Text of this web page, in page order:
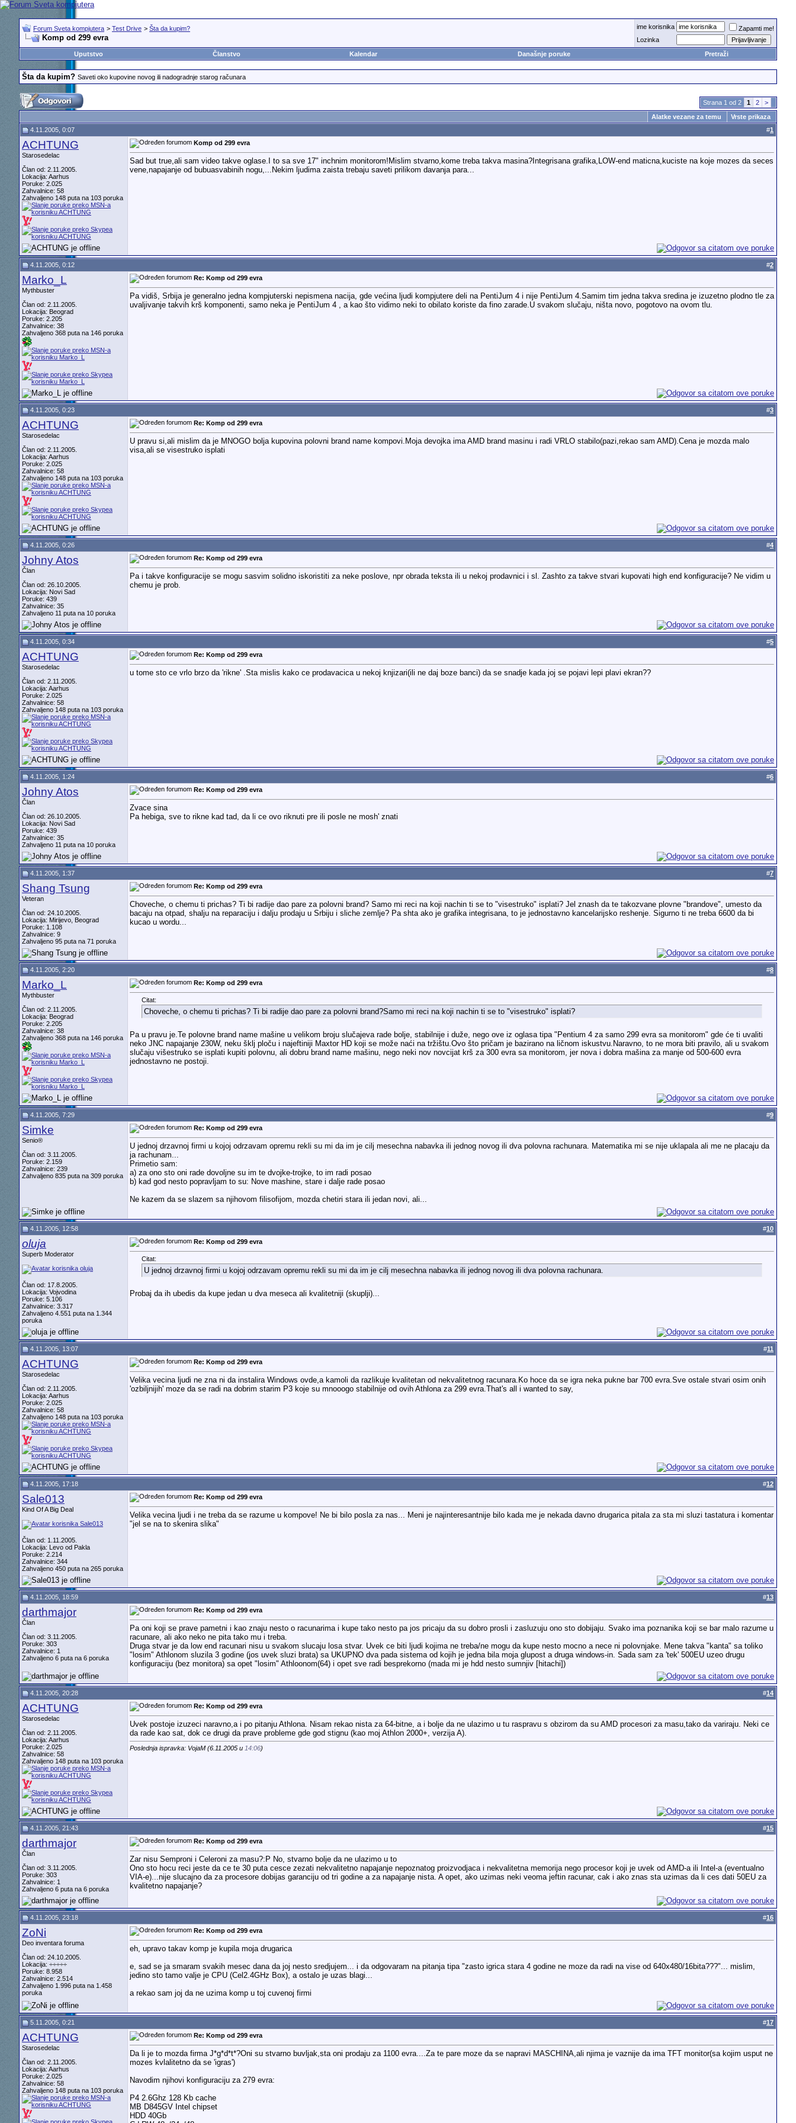
Forum Sveta kompjutera > Test Drive > Šta da kupim?
Komp od 299 evra
ime korisnika
Zapamti me!
Lozinka
Uputstvo
Članstvo Kalendar Današnje poruke Pretraži
Šta da kupim? Saveti oko kupovine novog ili nadogradnje starog računara
Strana 1 od 2 1 2
>
Alatke vezane za temu
Vrste prikaza
4.11.2005, 0:07
#1
ACHTUNG
Starosedelac
Član od: 2.11.2005.
Lokacija: Aarhus
Poruke: 2.025
Zahvalnice: 58
Zahvaljeno 148 puta na 103 poruka
Komp od 299 evra
Sad but true,ali sam video takve oglase.I to sa sve 17" inchnim monitorom!Mislim stvarno,kome treba takva masina?Integrisana grafika,LOW-end maticna,kuciste na koje mozes da seces
vene,napajanje od bubuasvabinih nogu,...Nekim ljudima zaista trebaju saveti prilikom davanja para...
4.11.2005, 0:12 #2
Marko_L
Mythbuster
Član od: 2.11.2005.
Lokacija: Beograd
Poruke: 2.205
Zahvalnice: 38
Zahvaljeno 368 puta na 146 poruka
Re: Komp od 299 evra
Pa vidiš, Srbija je generalno jedna kompjuterski nepismena nacija, gde većina ljudi kompjutere deli na PentiJum 4 i nije PentiJum 4.Samim tim jedna takva sredina je izuzetno plodno tle za
uvaljivanje takvih krš komponenti, samo neka je PentiJum 4 , a kao što vidimo neki to obilato koriste da fino zarade.U svakom slučaju, ništa novo, pogotovo na ovom tlu.
4.11.2005, 0:23 #3
ACHTUNG
Starosedelac
Član od: 2.11.2005.
Lokacija: Aarhus
Poruke: 2.025
Zahvalnice: 58
Zahvaljeno 148 puta na 103 poruka
Re: Komp od 299 evra
U pravu si,ali mislim da je MNOGO bolja kupovina polovni brand name kompovi.Moja devojka ima AMD brand masinu i radi VRLO stabilo(pazi,rekao sam AMD).Cena je mozda malo
visa,ali se visestruko isplati
4.11.2005, 0:26 #4
Johny Atos
Član
Član od: 26.10.2005.
Lokacija: Novi Sad
Poruke: 439
Zahvalnice: 35
Zahvaljeno 11 puta na 10 poruka
Re: Komp od 299 evra
Pa i takve konfiguracije se mogu sasvim solidno iskoristiti za neke poslove, npr obrada teksta ili u nekoj prodavnici i sl. Zashto za takve stvari kupovati high end konfiguracije? Ne vidim u
chemu je prob.
4.11.2005, 0:34 #5
ACHTUNG
Starosedelac
Član od: 2.11.2005.
Lokacija: Aarhus
Poruke: 2.025
Zahvalnice: 58
Zahvaljeno 148 puta na 103 poruka
Re: Komp od 299 evra
u tome sto ce vrlo brzo da 'rikne' .Sta mislis kako ce prodavacica u nekoj knjizari(ili ne daj boze banci) da se snadje kada joj se pojavi lepi plavi ekran??
4.11.2005, 1:24 #6
Johny Atos
Član
Član od: 26.10.2005.
Lokacija: Novi Sad
Poruke: 439
Zahvalnice: 35
Zahvaljeno 11 puta na 10 poruka
Re: Komp od 299 evra
Zvace sina
Pa hebiga, sve to rikne kad tad, da li ce ovo riknuti pre ili posle ne mosh' znati
4.11.2005, 1:37 #7
Shang Tsung
Veteran
Član od: 24.10.2005.
Lokacija: Mirijevo, Beograd
Poruke: 1.108
Zahvalnice: 9
Zahvaljeno 95 puta na 71 poruka
Re: Komp od 299 evra
Choveche, o chemu ti prichas? Ti bi radije dao pare za polovni brand? Samo mi reci na koji nachin ti se to "visestruko" isplati? Jel znash da te takozvane plovne "brandove", umesto da
bacaju na otpad, shalju na reparaciju i dalju prodaju u Srbiju i sliche zemlje? Pa shta ako je grafika integrisana, to je jednostavno kancelarijsko reshenje. Sigurno ti ne treba 6600 da bi
kucao u wordu...
4.11.2005, 2:20 #8
Marko_L
Mythbuster
Član od: 2.11.2005.
Lokacija: Beograd
Poruke: 2.205
Zahvalnice: 38
Zahvaljeno 368 puta na 146 poruka
Re: Komp od 299 evra
Citat:
Choveche, o chemu ti prichas? Ti bi radije dao pare za polovni brand?Samo mi reci na koji nachin ti se to "visestruko" isplati?
Pa u pravu je.Te polovne brand name mašine u velikom broju slučajeva rade bolje, stabilnije i duže, nego ove iz oglasa tipa "Pentium 4 za samo 299 evra sa monitorom" gde će ti uvaliti
neko JNC napajanje 230W, neku šklj ploču i najeftiniji Maxtor HD koji se može naći na tržištu.Ovo što pričam je bazirano na ličnom iskustvu.Naravno, to ne mora biti pravilo, ali u svakom
slučaju višestruko se isplati kupiti polovnu, ali dobru brand name mašinu, nego neki nov novcijat krš za 300 evra sa monitorom, jer nova i dobra mašina za manje od 500-600 evra
jednostavno ne postoji.
4.11.2005, 7:29 #9
Simke
Senio®
Član od: 3.11.2005.
Poruke: 2.159
Zahvalnice: 239
Zahvaljeno 835 puta na 309 poruka
Re: Komp od 299 evra
U jednoj drzavnoj firmi u kojoj odrzavam opremu rekli su mi da im je cilj mesechna nabavka ili jednog novog ili dva polovna rachunara. Matematika mi se nije uklapala ali me ne placaju da
ja rachunam...
Primetio sam:
a) za ono sto oni rade dovoljne su im te dvojke-trojke, to im radi posao
b) kad god nesto popravljam to su: Nove mashine, stare i dalje rade posao
Ne kazem da se slazem sa njihovom filisofijom, mozda chetiri stara ili jedan novi, ali...
4.11.2005, 12:58 #10
oluja
Superb Moderator
Član od: 17.8.2005.
Lokacija: Vojvodina
Poruke: 5.106
Zahvalnice: 3.317
Zahvaljeno 4.551 puta na 1.344
poruka
Re: Komp od 299 evra
Citat:
U jednoj drzavnoj firmi u kojoj odrzavam opremu rekli su mi da im je cilj mesechna nabavka ili jednog novog ili dva polovna rachunara.
Probaj da ih ubedis da kupe jedan u dva meseca ali kvalitetniji (skuplji)...
4.11.2005, 13:07 #11
ACHTUNG
Starosedelac
Član od: 2.11.2005.
Lokacija: Aarhus
Poruke: 2.025
Zahvalnice: 58
Zahvaljeno 148 puta na 103 poruka
Re: Komp od 299 evra
Velika vecina ljudi ne zna ni da instalira Windows ovde,a kamoli da razlikuje kvalitetan od nekvalitetnog racunara.Ko hoce da se igra neka pukne bar 700 evra.Sve ostale stvari osim onih
'ozbiljnijih' moze da se radi na dobrim starim P3 koje su mnooogo stabilnije od ovih Athlona za 299 evra.That's all i wanted to say,
4.11.2005, 17:18 #12
Sale013
Kind Of A Big Deal
Član od: 1.11.2005.
Lokacija: Levo od Pakla
Poruke: 2.214
Zahvalnice: 344
Zahvaljeno 450 puta na 265 poruka
Re: Komp od 299 evra
Velika vecina ljudi i ne treba da se razume u kompove! Ne bi bilo posla za nas... Meni je najinteresantnije bilo kada me je nekada davno drugarica pitala za sta mi sluzi tastatura i komentar
"jel se na to skenira slika"
4.11.2005, 18:59 #13
darthmajor
Član
Član od: 3.11.2005.
Poruke: 303
Zahvalnice: 1
Zahvaljeno 6 puta na 6 poruka
Re: Komp od 299 evra
Pa oni koji se prave pametni i kao znaju nesto o racunarima i kupe tako nesto pa jos pricaju da su dobro prosli i zasluzuju ono sto dobijaju. Svako ima poznanika koji se bar malo razume u
racunare, ali ako neko ne pita tako mu i treba.
Druga stvar je da low end racunari nisu u svakom slucaju losa stvar. Uvek ce biti ljudi kojima ne treba/ne mogu da kupe nesto mocno a nece ni polovnjake. Mene takva "kanta" sa toliko
"losim" Athlonom sluzila 3 godine (jos uvek sluzi brata) sa UKUPNO dva pada sistema od kojih je jedna bila moja glupost a druga windows-in. Sada sam za 'tek' 500EU uzeo drugu
konfiguraciju (bez monitora) sa opet "losim" Athloonom(64) i opet sve radi besprekorno (mada mi je hdd nesto sumnjiv [hitachi])
4.11.2005, 20:28 #14
ACHTUNG
Starosedelac
Član od: 2.11.2005.
Lokacija: Aarhus
Poruke: 2.025
Zahvalnice: 58
Zahvaljeno 148 puta na 103 poruka
Re: Komp od 299 evra
Uvek postoje izuzeci naravno,a i po pitanju Athlona. Nisam rekao nista za 64-bitne, a i bolje da ne ulazimo u tu raspravu s obzirom da su AMD procesori za masu,tako da variraju. Neki ce
da rade kao sat, dok ce drugi da prave probleme gde god stignu (kao moj Athlon 2000+, verzija A).
Poslednja ispravka: VojaM (6.11.2005 u 14:06)
4.11.2005, 21:43 #15
darthmajor
Član
Član od: 3.11.2005.
Poruke: 303
Zahvalnice: 1
Zahvaljeno 6 puta na 6 poruka
Re: Komp od 299 evra
Zar nisu Semproni i Celeroni za masu?:P No, stvarno bolje da ne ulazimo u to
Ono sto hocu reci jeste da ce te 30 puta cesce zezati nekvalitetno napajanje nepoznatog proizvodjaca i nekvalitetna memorija nego procesor koji je uvek od AMD-a ili Intel-a (eventualno
VIA-e)...nije slucajno da za procesore dobijas garanciju od tri godine a za napajanje nista. A opet, ako uzimas neki veoma jeftin racunar, cak i ako znas sta uzimas da li ces dati 50EU za
kvalitetno napajanje?
4.11.2005, 23:18 #16
ZoNi
Deo inventara foruma
Član od: 24.10.2005.
Lokacija: ÷÷÷÷÷
Poruke: 8.958
Zahvalnice: 2.514
Zahvaljeno 1.996 puta na 1.458
poruka
Re: Komp od 299 evra
eh, upravo takav komp je kupila moja drugarica
e, sad se ja smaram svakih mesec dana da joj nesto sredjujem... i da odgovaram na pitanja tipa "zasto igrica stara 4 godine ne moze da radi na vise od 640x480/16bita???"... mislim,
jedino sto tamo valje je CPU (Cel2.4GHz Box), a ostalo je uzas blagi...
a rekao sam joj da ne uzima komp u toj cuvenoj firmi
5.11.2005, 0:21 #17
ACHTUNG
Starosedelac
Član od: 2.11.2005.
Lokacija: Aarhus
Poruke: 2.025
Zahvalnice: 58
Zahvaljeno 148 puta na 103 poruka
Re: Komp od 299 evra
Da li je to mozda firma J*g*d*t*?Oni su stvarno buvljak,sta oni prodaju za 1100 evra....Za te pare moze da se napravi MASCHINA,ali njima je vaznije da ima TFT monitor(sa kojim usput ne
mozes kvlalitetno da se 'igras')
Navodim njihovi konfiguraciju za 279 evra:
P4 2.6Ghz 128 Kb cache
MB D845GV Intel chipset
HDD 40Gb